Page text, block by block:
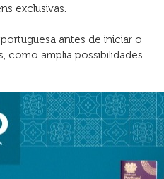
exclusivas.
antes de iniciar o
como amplia possibilidades